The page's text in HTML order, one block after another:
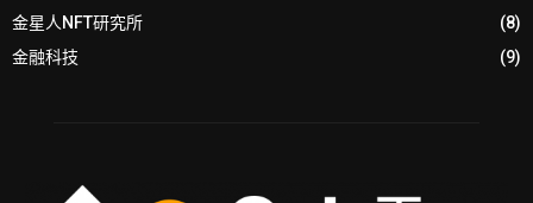
金星人NFT研究所
(8)
金融科技
(9)